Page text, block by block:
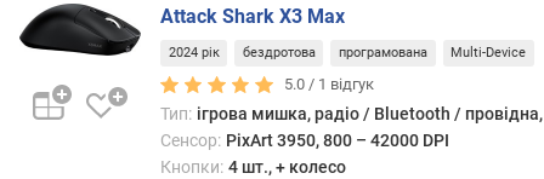
о
і
л
Attack Shark X3 Max
2024 рік бездротова програмована Multi-Device
5.0 / 1 відгук
Тип: ігрова мишка, радіо / Bluetooth / провідна,
Сенсор: PixArt 3950, 800 – 42000 DPI
Кнопки: 4 шт., + колесо